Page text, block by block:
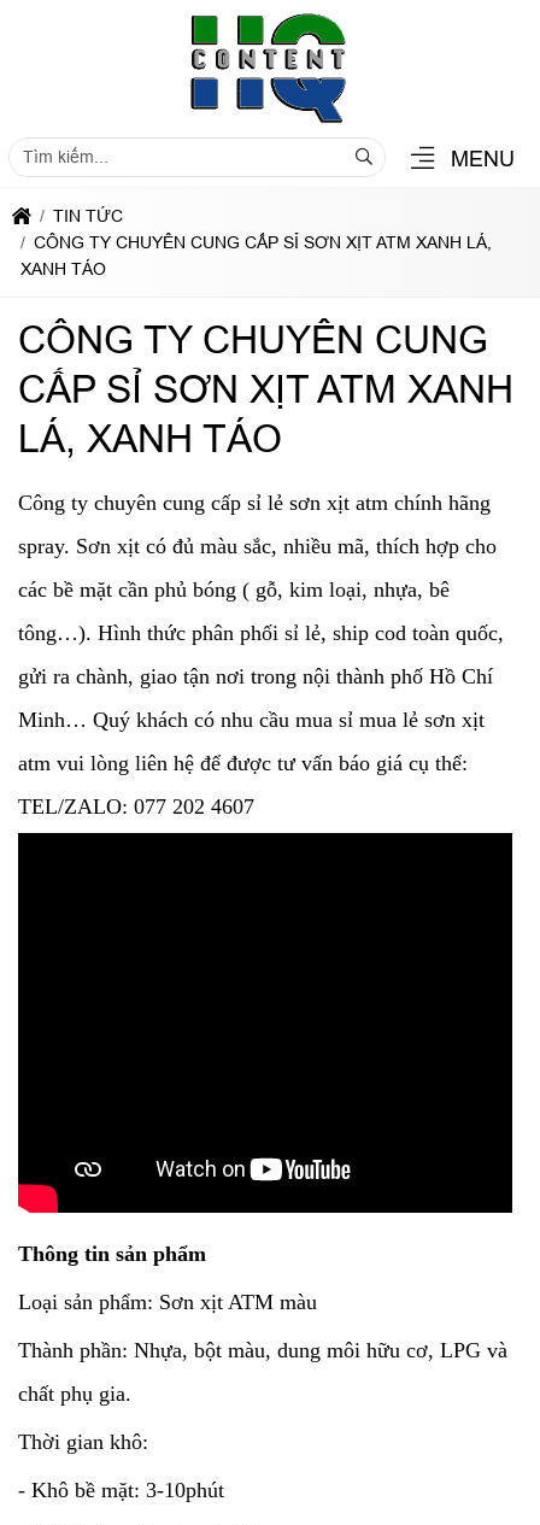
MENU
TIN TỨC
CÔNG TY CHUYÊN CUNG CẤP SỈ SƠN XỊT ATM XANH LÁ,
XANH TÁO
CÔNG TY CHUYÊN CUNG
CẤP SỈ SƠN XỊT ATM XANH
LÁ, XANH TÁO
Công ty chuyên cung cấp sỉ lẻ sơn xịt atm chính hãng
spray. Sơn xịt có đủ màu sắc, nhiều mã, thích hợp cho
các bề mặt cần phủ bóng ( gỗ, kim loại, nhựa, bê
tông…). Hình thức phân phối sỉ lẻ, ship cod toàn quốc,
gửi ra chành, giao tận nơi trong nội thành phố Hồ Chí
Minh… Quý khách có nhu cầu mua sỉ mua lẻ sơn xịt
atm vui lòng liên hệ để được tư vấn báo giá cụ thể:
TEL/ZALO: 077 202 4607
Thông tin sản phẩm
Loại sản phẩm: Sơn xịt ATM màu
Thành phần: Nhựa, bột màu, dung môi hữu cơ, LPG và
chất phụ gia.
Thời gian khô:
- Khô bề mặt: 3-10phút